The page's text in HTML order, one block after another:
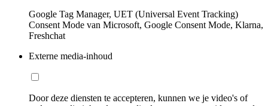
Google Tag Manager, UET (Universal Event Tracking)
Consent Mode van Microsoft, Google Consent Mode, Klarna,
Freshchat
Externe media-inhoud
Door deze diensten te accepteren, kunnen we je video's of